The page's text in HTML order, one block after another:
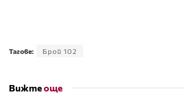
Тагове: Брой 102
Вижтеоще